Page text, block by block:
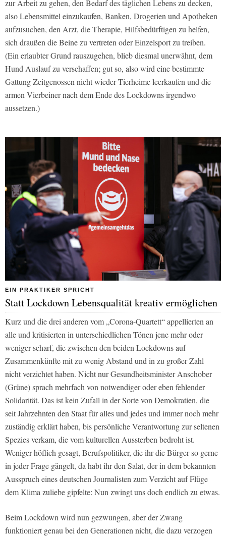
zur Arbeit zu gehen, den Bedarf des täglichen Lebens zu decken,
also Lebensmittel einzukaufen, Banken, Drogerien und Apotheken
aufzusuchen, den Arzt, die Therapie, Hilfsbedürftigen zu helfen,
sich draußen die Beine zu vertreten oder Einzelsport zu treiben.
(Ein erlaubter Grund rauszugehen, blieb diesmal unerwähnt, dem
Hund Auslauf zu verschaffen; gut so, also wird eine bestimmte
Gattung Zeitgenossen nicht wieder Tierheime leerkaufen und die
armen Vierbeiner nach dem Ende des Lockdowns irgendwo
aussetzen.)
EIN PRAKTIKER SPRICHT
Statt Lockdown Lebensqualität kreativ ermöglichen
Kurz und die drei anderen vom „Corona-Quartett“ appellierten an
alle und kritisierten in unterschiedlichen Tönen jene mehr oder
weniger scharf, die zwischen den beiden Lockdowns auf
Zusammenkünfte mit zu wenig Abstand und in zu großer Zahl
nicht verzichtet haben. Nicht nur Gesundheitsminister Anschober
(Grüne) sprach mehrfach von notwendiger oder eben fehlender
Solidarität. Das ist kein Zufall in der Sorte von Demokratien, die
seit Jahrzehnten den Staat für alles und jedes und immer noch mehr
zuständig erklärt haben, bis persönliche Verantwortung zur seltenen
Spezies verkam, die vom kulturellen Aussterben bedroht ist.
Weniger höflich gesagt, Berufspolitiker, die ihr die Bürger so gerne
in jeder Frage gängelt, da habt ihr den Salat, der in dem bekannten
Ausspruch eines deutschen Journalisten zum Verzicht auf Flüge
dem Klima zuliebe gipfelte: Nun zwingt uns doch endlich zu etwas.
Beim Lockdown wird nun gezwungen, aber der Zwang
funktioniert genau bei den Generationen nicht, die dazu verzogen